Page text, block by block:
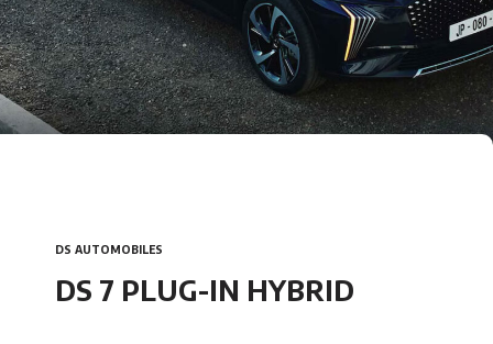
DS AUTOMOBILES
DS 7 PLUG-IN HYBRID
DS Automobiles
Citroën
Peugeot
Car Detailing